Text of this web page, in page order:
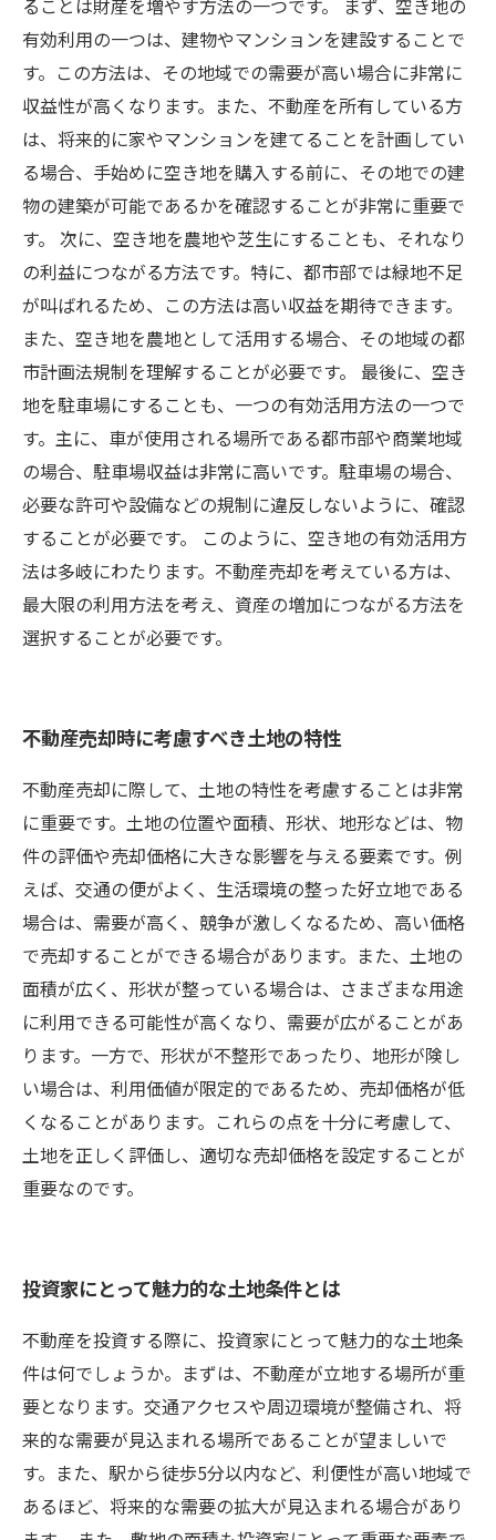
ることは財産を増やす方法の一つです。 まず、空き地の
有効利用の一つは、建物やマンションを建設することで
す。この方法は、その地域での需要が高い場合に非常に
収益性が高くなります。また、不動産を所有している方
は、将来的に家やマンションを建てることを計画してい
る場合、手始めに空き地を購入する前に、その地での建
物の建築が可能であるかを確認することが非常に重要で
す。 次に、空き地を農地や芝生にすることも、それなり
の利益につながる方法です。特に、都市部では緑地不足
が叫ばれるため、この方法は高い収益を期待できます。
また、空き地を農地として活用する場合、その地域の都
市計画法規制を理解することが必要です。 最後に、空き
地を駐車場にすることも、一つの有効活用方法の一つで
す。主に、車が使用される場所である都市部や商業地域
の場合、駐車場収益は非常に高いです。駐車場の場合、
必要な許可や設備などの規制に違反しないように、確認
することが必要です。 このように、空き地の有効活用方
法は多岐にわたります。不動産売却を考えている方は、
最大限の利用方法を考え、資産の増加につながる方法を
選択することが必要です。
不動産売却時に考慮すべき土地の特性
不動産売却に際して、土地の特性を考慮することは非常
に重要です。土地の位置や面積、形状、地形などは、物
件の評価や売却価格に大きな影響を与える要素です。例
えば、交通の便がよく、生活環境の整った好立地である
場合は、需要が高く、競争が激しくなるため、高い価格
で売却することができる場合があります。また、土地の
面積が広く、形状が整っている場合は、さまざまな用途
に利用できる可能性が高くなり、需要が広がることがあ
ります。一方で、形状が不整形であったり、地形が険し
い場合は、利用価値が限定的であるため、売却価格が低
くなることがあります。これらの点を十分に考慮して、
土地を正しく評価し、適切な売却価格を設定することが
重要なのです。
投資家にとって魅力的な土地条件とは
不動産を投資する際に、投資家にとって魅力的な土地条
件は何でしょうか。まずは、不動産が立地する場所が重
要となります。交通アクセスや周辺環境が整備され、将
来的な需要が見込まれる場所であることが望ましいで
す。また、駅から徒歩5分以内など、利便性が高い地域で
あるほど、将来的な需要の拡大が見込まれる場合があり